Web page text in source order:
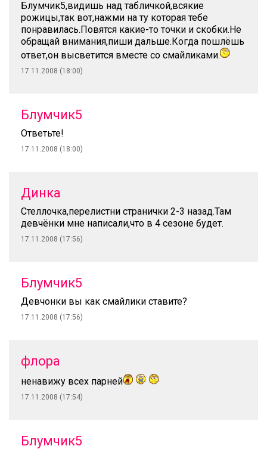
Блумчик5,видишь над табличкой,всякие
рожицы,так вот,нажми на ту которая тебе
понравилась.Повятся какие-то точки и скобки.Не
обращай внимания,пиши дальше.Когда пошлёшь
ответ,он высветится вместе со смайликами.
17.11.2008 (18:00)
Блумчик5
Ответьте!
17.11.2008 (18:00)
Динка
Стеллочка,перелистни странички 2-3 назад.Там
девчёнки мне написали,что в 4 сезоне будет.
17.11.2008 (17:56)
Блумчик5
Девчонки вы как смайлики ставите?
17.11.2008 (17:56)
флора
ненавижу всех парней
17.11.2008 (17:54)
Блумчик5